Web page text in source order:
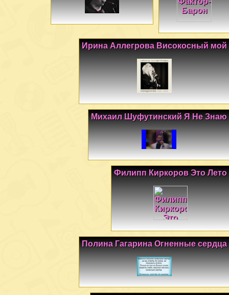
Ирина Аллегрова Високосный мой
Михаил Шуфутинский Я Не Знаю
Филипп Киркоров Это Лето
Полина Гагарина Огненные сердца